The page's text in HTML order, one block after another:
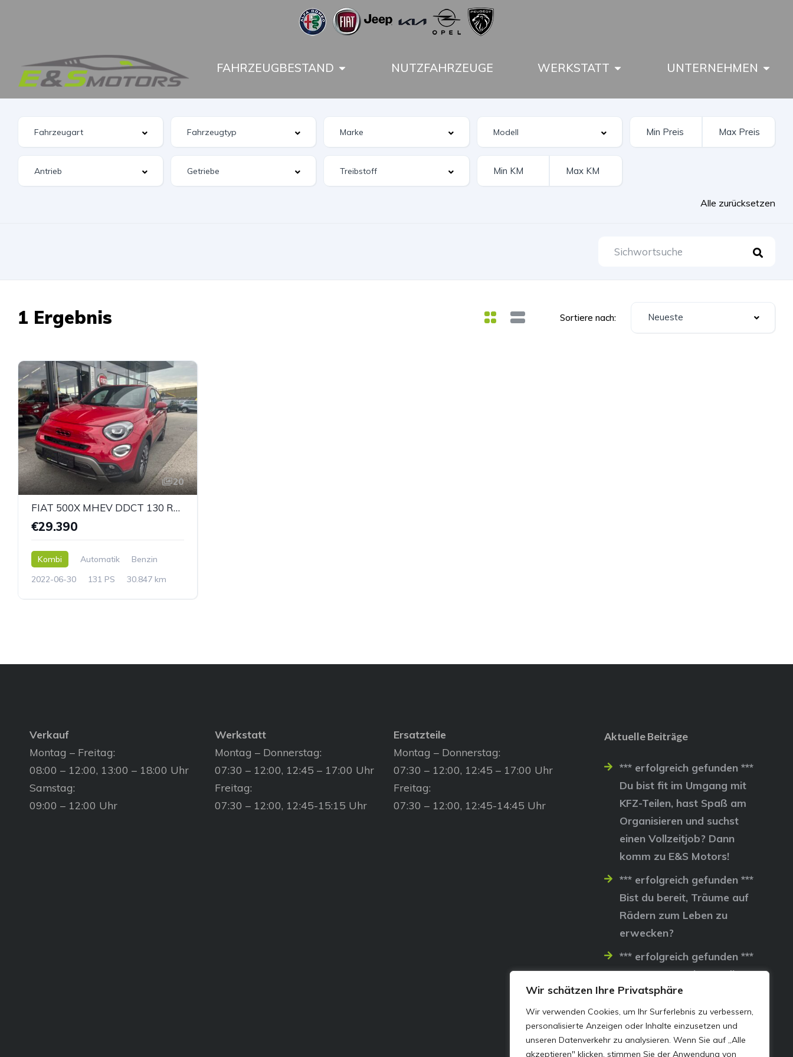
Wir schätzen Ihre Privatsphäre
Wir verwenden Cookies, um Ihr Surferlebnis zu verbessern,
personalisierte Anzeigen oder Inhalte einzusetzen und
unseren Datenverkehr zu analysieren. Wenn Sie auf „Alle
akzeptieren" klicken, stimmen Sie der Anwendung von
FAHRZEUGBESTAND NUTZFAHRZEUGE WERKSTATT UNTERNEHMEN
Alle zurücksetzen
1 Ergebnis Sortiere nach: Neueste
20
FIAT 500X MHEV DDCT 130 RED
€29.390
Kombi Automatik
Benzin
2022-06-30
131 PS 30.847 km
Verkauf
Montag – Freitag:
08:00 – 12:00, 13:00 – 18:00 Uhr
Samstag:
09:00 – 12:00 Uhr
Werkstatt
Montag – Donnerstag:
07:30 – 12:00, 12:45 – 17:00 Uhr
Freitag:
07:30 – 12:00, 12:45-15:15 Uhr
Ersatzteile
Montag – Donnerstag:
07:30 – 12:00, 12:45 – 17:00 Uhr
Freitag:
07:30 – 12:00, 12:45-14:45 Uhr
Aktuelle Beiträge
*** erfolgreich gefunden ***
Du bist fit im Umgang mit
KFZ-Teilen, hast Spaß am
Organisieren und suchst
einen Vollzeitjob? Dann
komm zu E&S Motors!
*** erfolgreich gefunden ***
Bist du bereit, Träume auf
Rädern zum Leben zu
erwecken?
*** erfolgreich gefunden ***
Lass uns gemeinsam die
Straßen erobern…